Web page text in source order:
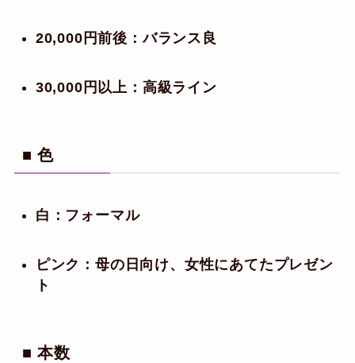
20,000円前後：バランス良
30,000円以上：高級ライン
■ 色
白：フォーマル
ピンク：母の日向け、女性にあてたプレゼン
ト
■ 本数